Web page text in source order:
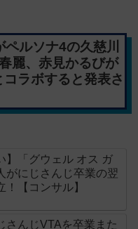
ルソナ4の久慈川
麗、赤見かるびが
ラボすると発表さ
】「グウェル オス ガ
がにじさんじ卒業の翌
！【コンサル】
さんじVTAを卒業また